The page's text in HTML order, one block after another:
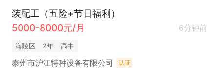
装配工（五险+节日福利）
5000-8000元/月
6分钟前
海陵区 2年 高中
泰州市沪江特种设备有限公司 认证